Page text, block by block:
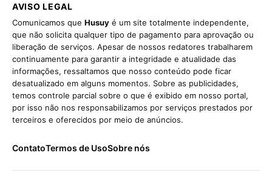
AVISO LEGAL
Comunicamos que Husuy é um site totalmente independente,
que não solicita qualquer tipo de pagamento para aprovação ou
liberação de serviços. Apesar de nossos redatores trabalharem
continuamente para garantir a integridade e atualidade das
informações, ressaltamos que nosso conteúdo pode ficar
desatualizado em alguns momentos. Sobre as publicidades,
temos controle parcial sobre o que é exibido em nosso portal,
por isso não nos responsabilizamos por serviços prestados por
terceiros e oferecidos por meio de anúncios.
ContatoTermos de UsoSobre nós